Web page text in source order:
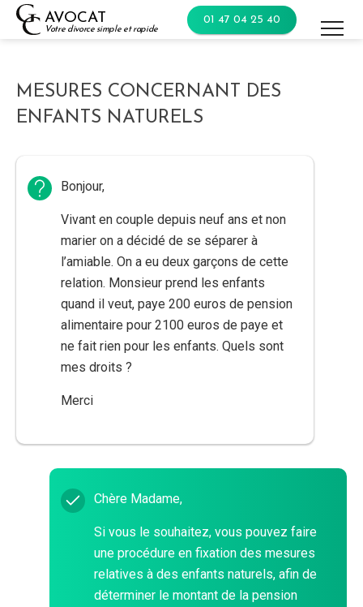
Skip
AVOCAT
Votre divorce simple et rapide
01 47 04 25 40
MESURES CONCERNANT DES
ENFANTS NATURELS
Bonjour,
Vivant en couple depuis neuf ans et non
marier on a décidé de se séparer à
l’amiable. On a eu deux garçons de cette
relation. Monsieur prend les enfants
quand il veut, paye 200 euros de pension
alimentaire pour 2100 euros de paye et
ne fait rien pour les enfants. Quels sont
mes droits ?
Merci
Chère Madame,
Si vous le souhaitez, vous pouvez faire
une procédure en fixation des mesures
relatives à des enfants naturels, afin de
déterminer le montant de la pension